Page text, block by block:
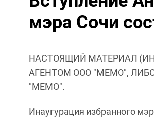
мэра Сочи
НАСТОЯЩИЙ МАТЕРИАЛ
АГЕНТОМ ООО "МЕМО",
"МЕМО".
Инаугурация избранного